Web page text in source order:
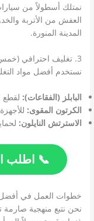
نمتلك أسطولاً من
العفش من الأتربة
المدينة المنورة.
3. تغليف احترافي (خمس طبقات حماية)
نستخدم أفضل مواد
البابلز (الفقاعات): لقطع
الكرتون المقوى:
الاسترتش النايلون:
📞 اطلب
خطوات العمل في أفضل
نحن نتبع منهجية